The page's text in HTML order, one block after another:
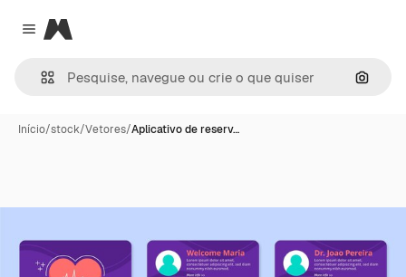
Close menu
Magnific
Início/stock/Vetores/Aplicativo de reserv…